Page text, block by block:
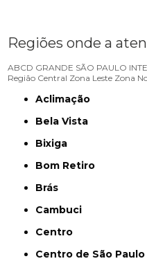
Regiões onde a
ABCD GRANDE SÃO PAULO
Região Central Zona Leste Zona
Aclimação
Bela Vista
Bixiga
Bom Retiro
Brás
Cambuci
Centro
Centro de São Paulo